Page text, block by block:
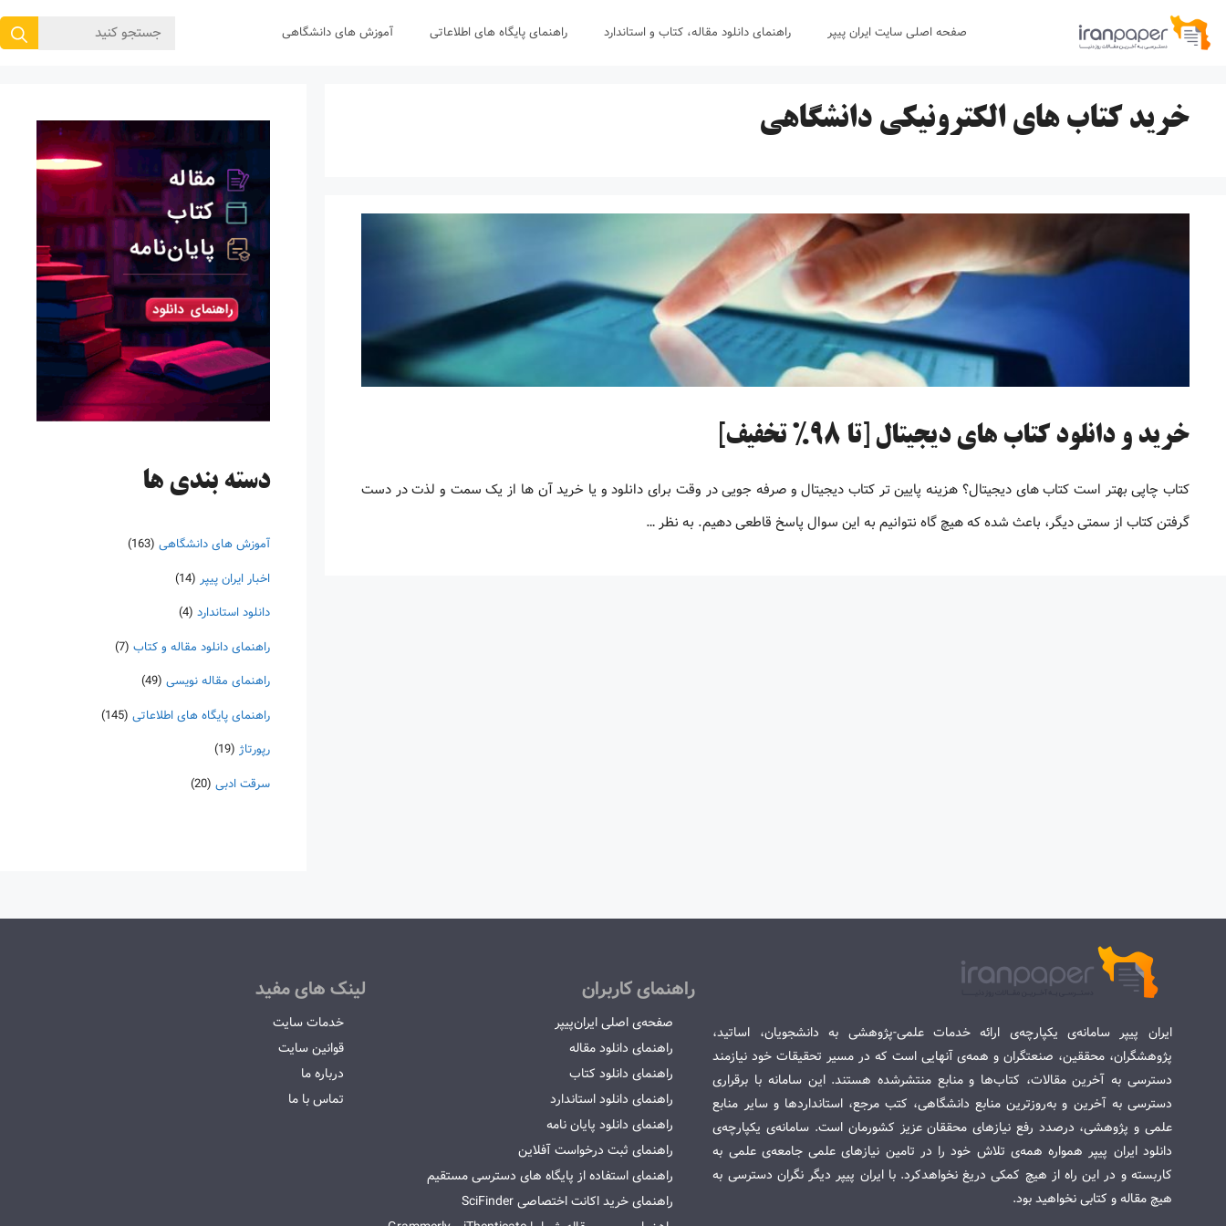
پرش
صفحه اصلی سایت ایران پیپر راهنمای دانلود مقاله، کتاب و استاندارد راهنمای پایگاه های اطلاعاتی آموزش های دانشگاهی
جستجوی
خرید کتاب های الکترونیکی دانشگاهی
خرید و دانلود کتاب های دیجیتال [تا 98% تخفیف]
کتاب چاپی بهتر است کتاب های دیجیتال؟ هزینه پایین تر کتاب دیجیتال و صرفه جویی در وقت برای دانلود و یا خرید آن ها از یک سمت و لذت در دست
گرفتن کتاب از سمتی دیگر، باعث شده که هیچ گاه نتوانیم به این سوال پاسخ قاطعی دهیم. به نظر …
دسته‌ بندی ها
آموزش های دانشگاهی (163)
اخبار ایران پیپر (14)
دانلود استاندارد (4)
راهنمای دانلود مقاله و کتاب (7)
راهنمای مقاله نویسی (49)
راهنمای پایگاه های اطلاعاتی (145)
رپورتاژ (19)
سرقت ادبی (20)
ایران پیپر سامانه‌ی یکپارچه‌ی ارائه خدمات علمی-پژوهشی به دانشجویان، اساتید،
پژوهشگران، محققین، صنعتگران و همه‌ی آنهایی است که در مسیر تحقیقات خود نیازمند
دسترسی به آخرین مقالات، کتاب‌ها و منابع منتشرشده هستند. این سامانه با برقراری
دسترسی به آخرین و به‌روزترین منابع دانشگاهی، کتب مرجع، استانداردها و سایر منابع
علمی و پژوهشی، درصدد رفع نیازهای محققان عزیز کشورمان است. سامانه‌ی یکپارچه‌ی
دانلود ایران پیپر همواره همه‌ی تلاش خود را در تامین نیازهای علمی جامعه‌ی علمی به
کاربسته و در این راه از هیچ کمکی دریغ نخواهدکرد. با ایران پیپر دیگر نگران دسترسی به
هیچ مقاله و کتابی نخواهید بود.
راهنمای کاربران
صفحه‌ی اصلی ایران‌پیپر
راهنمای دانلود مقاله
راهنمای دانلود کتاب
راهنمای دانلود استاندارد
راهنمای دانلود پایان نامه
راهنمای ثبت درخواست آفلاین
راهنمای استفاده از پایگاه های دسترسی مستقیم
راهنمای خرید اکانت اختصاصی SciFinder
لینک های مفید
خدمات سایت
قوانین سایت
درباره ما
تماس با ما